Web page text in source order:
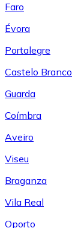
Faro
Évora
Portalegre
Castelo Branco
Guarda
Coímbra
Aveiro
Viseu
Braganza
Vila Real
Oporto